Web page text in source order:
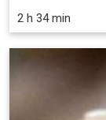
2 h 34 min